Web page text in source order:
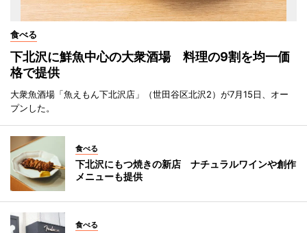
食べる
下北沢に鮮魚中心の大衆酒場 料理の9割を均一価
格で提供
大衆魚酒場「魚えもん下北沢店」（世田谷区北沢2）が7月15日、オー
プンした。
食べる
下北沢にもつ焼きの新店 ナチュラルワインや創作
メニューも提供
食べる